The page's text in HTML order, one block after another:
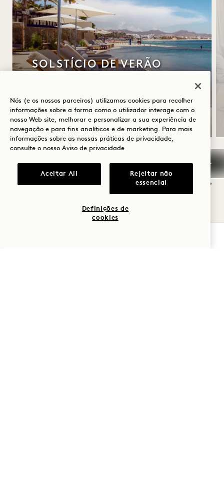
SOLSTÍCIO DE VERÃO
USD utilizar na carrinha de comida junto
à piscina à beira-mar
Nós (e os nossos parceiros) utilizamos cookies para recolher
informações sobre a forma como o utilizador interage com o
nosso Web site, melhorar e personalizar a sua experiência de
navegação e para fins analíticos e de marketing. Para mais
informações sobre as nossas práticas de privacidade,
consulte o nosso Aviso de privacidade
Aceitar All
Rejeitar não
essencial
Definições de
cookies